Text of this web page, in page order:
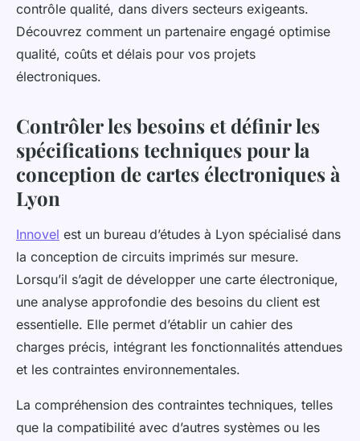
contrôle qualité, dans divers secteurs exigeants.
Découvrez comment un partenaire engagé optimise
qualité, coûts et délais pour vos projets
électroniques.
Contrôler les besoins et définir les
spécifications techniques pour la
conception de cartes électroniques à
Lyon
Innovel est un bureau d’études à Lyon spécialisé dans
la conception de circuits imprimés sur mesure.
Lorsqu’il s’agit de développer une carte électronique,
une analyse approfondie des besoins du client est
essentielle. Elle permet d’établir un cahier des
charges précis, intégrant les fonctionnalités attendues
et les contraintes environnementales.
La compréhension des contraintes techniques, telles
que la compatibilité avec d’autres systèmes ou les